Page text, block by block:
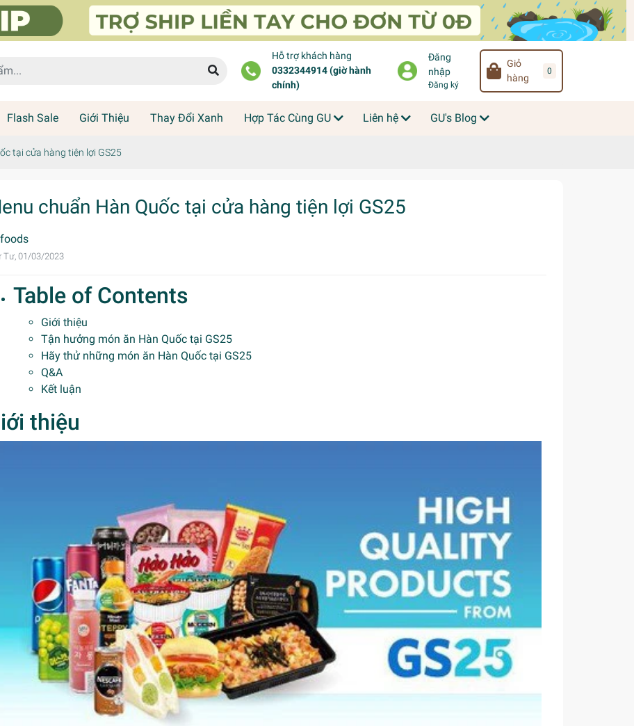
Hỗ trợ khách hàng
0332344914 (giờ hành
chính)
Đăng
nhập
Đăng ký
Giỏ
hàng
0
Flash Sale Giới Thiệu Thay Đổi Xanh Hợp Tác Cùng GU Liên hệ GU's Blog
tại cửa hàng tiện lợi GS25
chuẩn Hàn Quốc tại cửa hàng tiện lợi GS25
Tư, 01/03/2023
Table of Contents
Giới thiệu
Tận hưởng món ăn Hàn Quốc tại GS25
Hãy thử những món ăn Hàn Quốc tại GS25
Q&A
Kết luận
thiệu